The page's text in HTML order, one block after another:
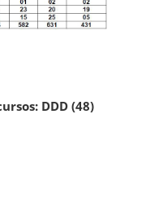
DDD (48)